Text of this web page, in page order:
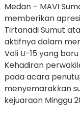
Medan – MAVI
memberikan
Tirtanadi Sumut
aktifnya dalam
Voli U-15 yang
Kehadiran
pada acara
menyemarakkan
kejuaraan Minggu